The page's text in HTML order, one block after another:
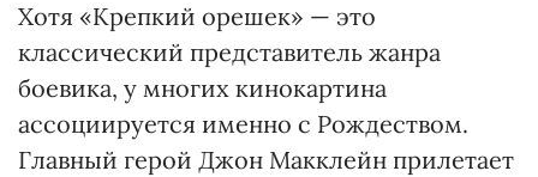
Хотя «Крепкий орешек» — это
классический представитель жанра
боевика, у многих кинокартина
ассоциируется именно с Рождеством.
Главный герой Джон Макклейн прилетает